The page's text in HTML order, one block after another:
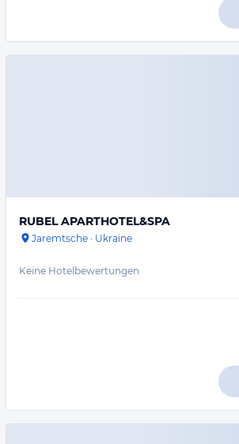
RUBEL APARTHOTEL&SPA
Jaremtsche · Ukraine
Keine Hotelbewertungen